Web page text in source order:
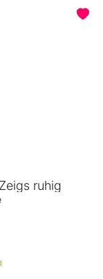
ruhig